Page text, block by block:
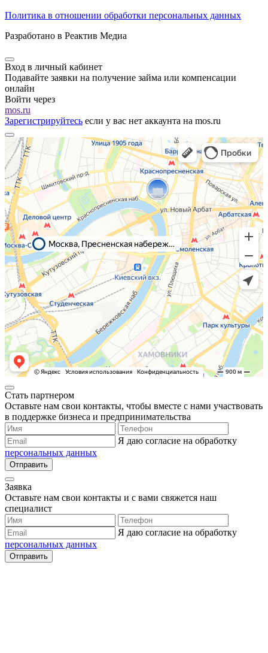
Политика в отношении обработки персональных данных
Разработано в Реактив Медиа
Вход в личный кабинет
Подавайте заявки на получение займа или компенсации
онлайн
Войти через
mos.ru
Зарегистрируйтесь если у вас нет аккаунта на mos.ru
Стать партнером
Оставьте нам свои контакты, чтобы вместе с нами участвовать
в поддержке бизнеса и предпринимательства
Я даю согласие на обработку
персональных данных
Отправить
Заявка
Оставьте нам свои контакты и с вами свяжется наш
специалист
Я даю согласие на обработку
персональных данных
Отправить